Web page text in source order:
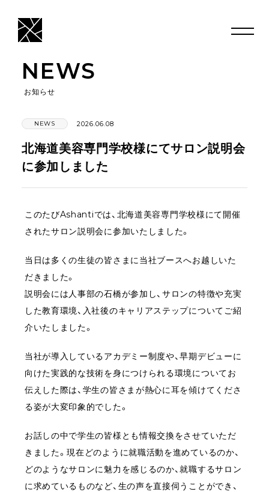
NEWS
お知らせ
NEWS 2026.06.08
北海道美容専門学校様にてサロン説明会
に参加しました
このたびAshantiでは、北海道美容専門学校様にて開催
されたサロン説明会に参加いたしました。
当日は多くの生徒の皆さまに当社ブースへお越しいた
だきました。
説明会には人事部の石橋が参加し、サロンの特徴や充実
した教育環境、入社後のキャリアステップについてご紹
介いたしました。
当社が導入しているアカデミー制度や、早期デビューに
向けた実践的な技術を身につけられる環境についてお
伝えした際は、学生の皆さまが熱心に耳を傾けてくださ
る姿が大変印象的でした。
お話しの中で学生の皆様とも情報交換をさせていただ
きました。現在どのように就職活動を進めているのか、
どのようなサロンに魅力を感じるのか、就職するサロン
に求めているものなど、生の声を直接伺うことができ、